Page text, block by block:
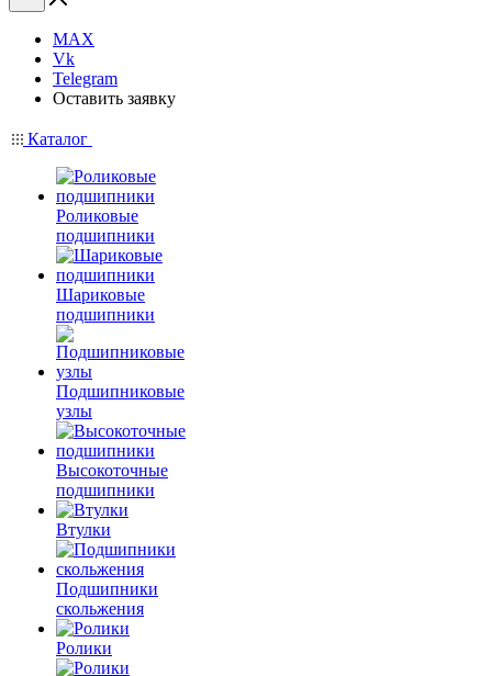
MAX
Vk
Telegram
Оставить заявку
Каталог
Роликовые
подшипники
Шариковые
подшипники
Подшипниковые
узлы
Высокоточные
подшипники
Втулки
Подшипники
скольжения
Ролики